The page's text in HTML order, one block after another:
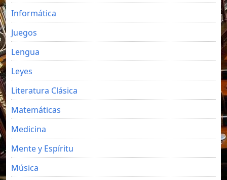
Informática
Juegos
Lengua
Leyes
Literatura Clásica
Matemáticas
Medicina
Mente y Espíritu
Música